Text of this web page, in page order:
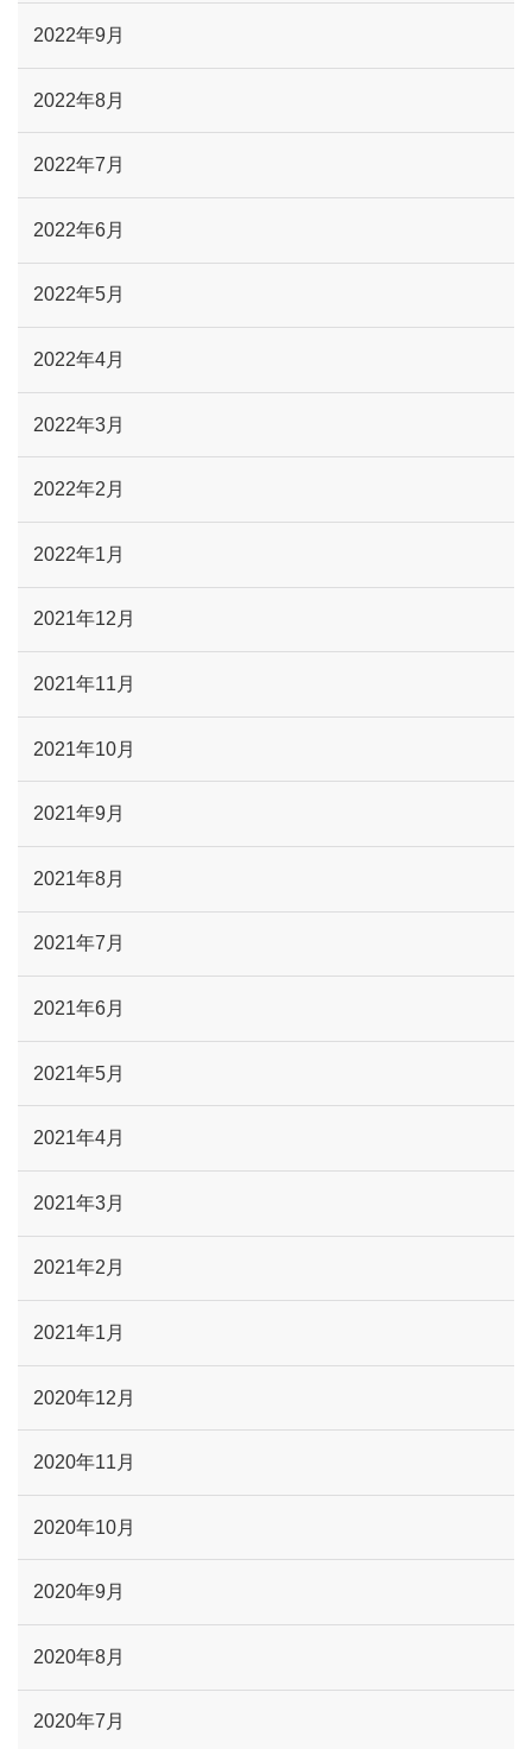
2022年9月
2022年8月
2022年7月
2022年6月
2022年5月
2022年4月
2022年3月
2022年2月
2022年1月
2021年12月
2021年11月
2021年10月
2021年9月
2021年8月
2021年7月
2021年6月
2021年5月
2021年4月
2021年3月
2021年2月
2021年1月
2020年12月
2020年11月
2020年10月
2020年9月
2020年8月
2020年7月